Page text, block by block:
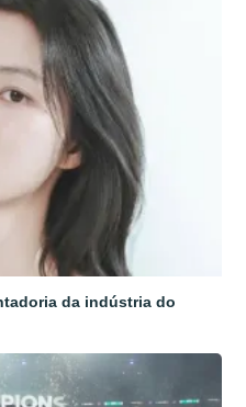
da indústria do